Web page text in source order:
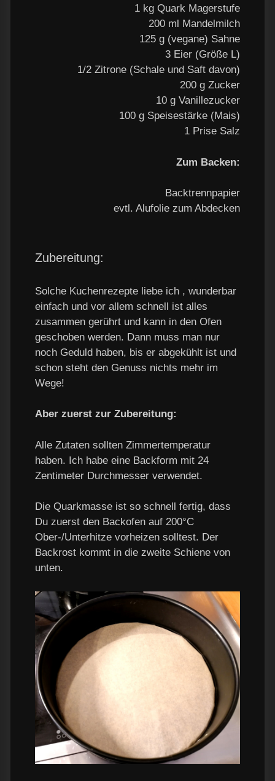
1 kg Quark Magerstufe
200 ml Mandelmilch
125 g (vegane) Sahne
3 Eier (Größe L)
1/2 Zitrone (Schale und Saft davon)
200 g Zucker
10 g Vanillezucker
100 g Speisestärke (Mais)
1 Prise Salz
Zum Backen:
Backtrennpapier
evtl. Alufolie zum Abdecken
Zubereitung:
Solche Kuchenrezepte liebe ich , wunderbar
einfach und vor allem schnell ist alles
zusammen gerührt und kann in den Ofen
geschoben werden. Dann muss man nur
noch Geduld haben, bis er abgekühlt ist und
schon steht den Genuss nichts mehr im
Wege!
Aber zuerst zur Zubereitung:
Alle Zutaten sollten Zimmertemperatur
haben. Ich habe eine Backform mit 24
Zentimeter Durchmesser verwendet.
Die Quarkmasse ist so schnell fertig, dass
Du zuerst den Backofen auf 200°C
Ober-/Unterhitze vorheizen solltest. Der
Backrost kommt in die zweite Schiene von
unten.